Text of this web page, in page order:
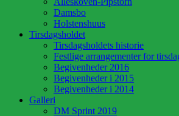
Damsbo
Holstenshuus
Tirsdagsholdet
Tirsdagsholdets historie
Festlige arrangementer for
Begivenheder 2016
Begivenheder i 2015
Begivenheder i 2014
Galleri
DM Sprint 2019